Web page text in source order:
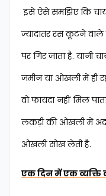
इसे ऐसे समझिए कि
ज्यादातर रस कूटने
पर गिर जाता है. यानी
जमीन या ओखली में ही
वो फायदा नहीं मिल
लकड़ी की ओखली में
ओखली सोख लेती है.
एक दिन में एक व्यक्ति